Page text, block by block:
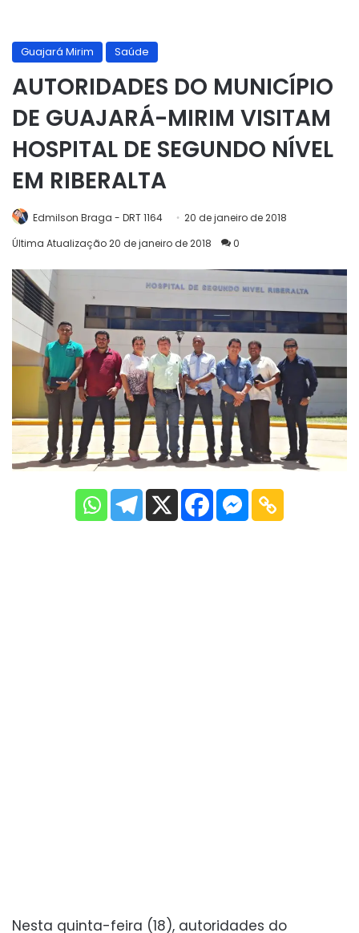
Guajará Mirim Saúde
AUTORIDADES DO MUNICÍPIO
DE GUAJARÁ-MIRIM VISITAM
HOSPITAL DE SEGUNDO NÍVEL
EM RIBERALTA
Edmilson Braga - DRT 1164
20 de janeiro de 2018
Última Atualização 20 de janeiro de 2018
0
Nesta quinta-feira (18), autoridades do